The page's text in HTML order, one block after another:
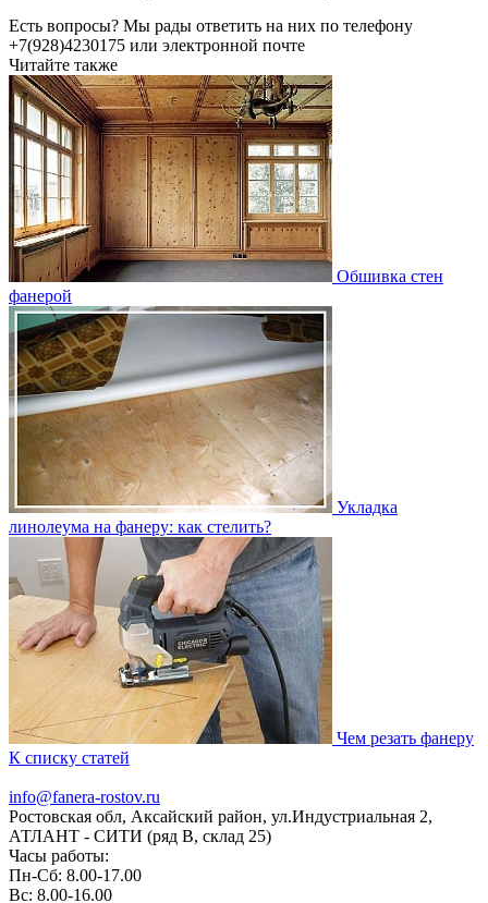
Есть вопросы? Мы рады ответить на них по телефону
+7(928)4230175 или электронной почте
Читайте также
Обшивка стен
фанерой
Укладка
линолеума на фанеру: как стелить?
Чем резать фанеру
К списку статей
info@fanera-rostov.ru
Ростовская обл, Аксайский район, ул.Индустриальная 2,
АТЛАНТ - СИТИ (ряд В, склад 25)
Часы работы:
Пн-Сб: 8.00-17.00
Вс: 8.00-16.00